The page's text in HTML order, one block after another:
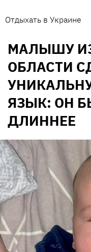
Отдыхать в Украине
МАЛЫШУ
ОБЛАСТИ
ЯЗЫК: ОН
ДЛИННЕЕ